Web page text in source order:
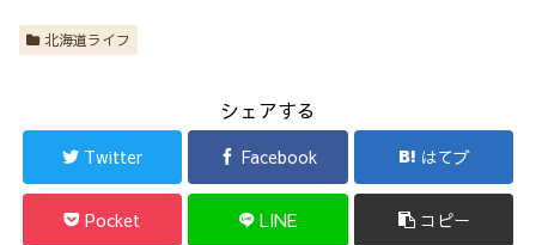
北海道ライフ
シェアする
Twitter Facebook はてブ
Pocket LINE コピー